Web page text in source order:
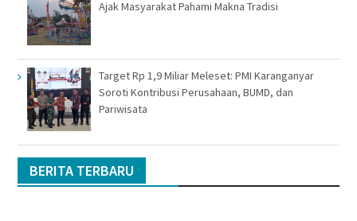
Ajak Masyarakat Pahami Makna Tradisi
Target Rp 1,9 Miliar Meleset: PMI Karanganyar
Soroti Kontribusi Perusahaan, BUMD, dan
Pariwisata
BERITA TERBARU